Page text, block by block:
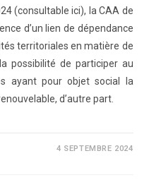
(consultable ici), la CAA de
d’un lien de dépendance
territoriales en matière de
possibilité de participer au
ayant pour objet social la
d’autre part.
4 SEPTEMBRE 2024